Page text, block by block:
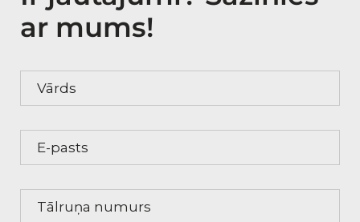
ar mums!